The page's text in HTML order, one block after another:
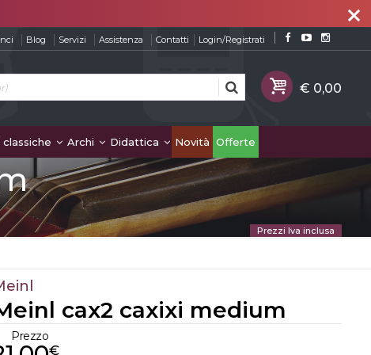
close
Blog Servizi Assistenza Contatti Login/Registrati
classiche Archi Didattica Novità Offerte
Prezzi Iva inclusa
cax2 caxixi medium
Prezzo
€